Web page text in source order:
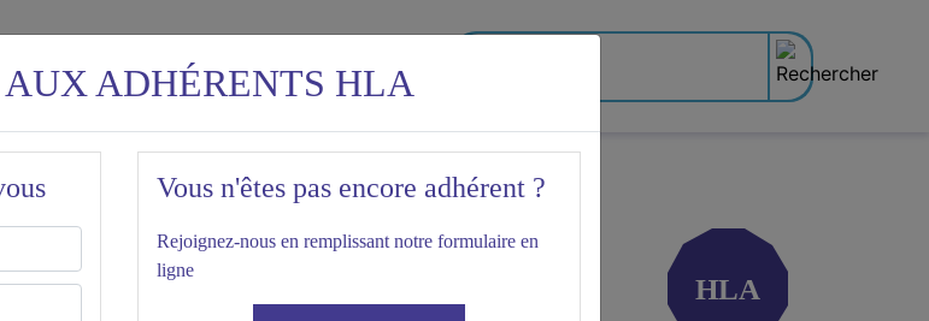
ADHÉRENTS HLA
Vous n'êtes pas encore adhérent ?
Rejoignez-nous en remplissant notre formulaire en
ligne
HLA